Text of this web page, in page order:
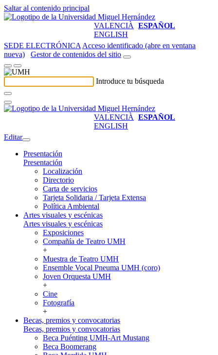
Saltar al contenido principal
VALENCIÀ
ESPAÑOL
ENGLISH
SEDE ELECTRÓNICA Acceso identificado (abre en ventana
nueva)
Gestor de contenidos del sitio
Introduce tu búsqueda
VALENCIÀ
ESPAÑOL
ENGLISH
Editar
Presentación
Presentación
Localización
Directorio
Carta de servicios
Tarjeta Solidaria / Tarjeta Extensa
Política Ambiental
Artes visuales y escénicas
Artes visuales y escénicas
Exposiciones
Compañía de Teatro UMH
+
Muestra de Teatro UMH
Ensemble Vocal Pneuma UMH (coro)
Joven Orquesta UMH
+
Cine
Fotografía
+
Becas, premios y convocatorias
Becas, premios y convocatorias
Beca Puénting UMH-Art Mustang
Beca Boomerang